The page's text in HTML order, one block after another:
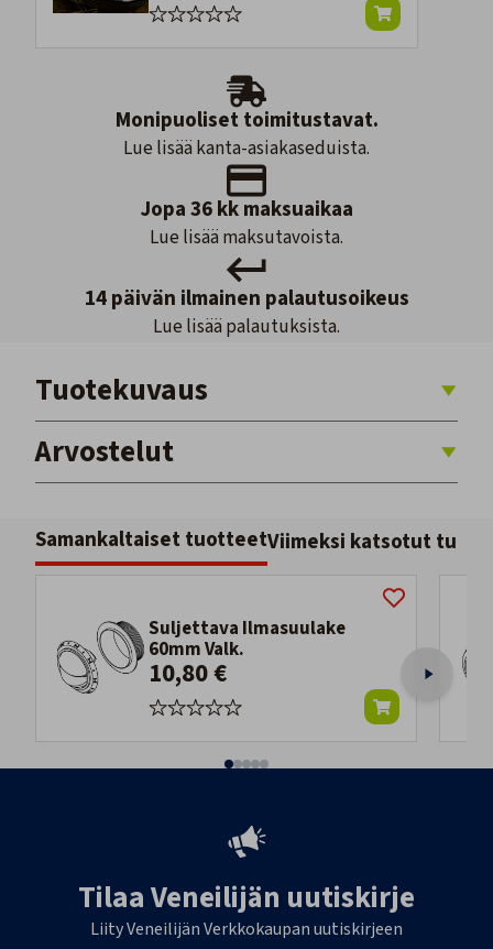
Monipuoliset toimitustavat.
Lue lisää kanta-asiakaseduista.
Jopa 36 kk maksuaikaa
Lue lisää maksutavoista.
14 päivän ilmainen palautusoikeus
Lue lisää palautuksista.
Tuotekuvaus
Arvostelut
Samankaltaiset tuotteetViimeksi katsotut
Suljettava Ilmasuulake
60mm Valk.
10,80 €
Tilaa Veneilijän uutiskirje
Liity Veneilijän Verkkokaupan uutiskirjeen